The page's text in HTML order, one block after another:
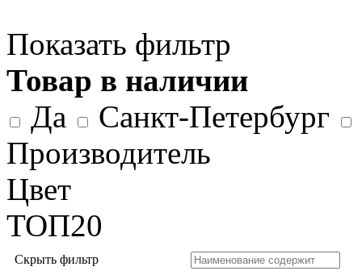
Показать фильтр
Товар в наличии
Да
Санкт-Петербург
Производитель
Цвет
ТОП20
Скрыть фильтр